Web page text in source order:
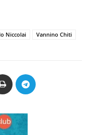
Niccolai Vannino Chiti